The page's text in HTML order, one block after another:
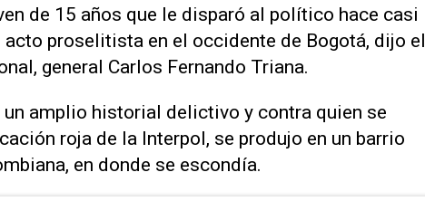
de 15 años que le disparó al político hace casi
acto proselitista en el occidente de Bogotá, dijo el
general Carlos Fernando Triana.
un amplio historial delictivo y contra quien se
roja de la Interpol, se produjo en un barrio
en donde se escondía.